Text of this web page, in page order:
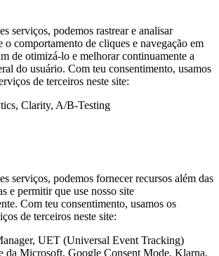
serviços, podemos rastrear e analisar
o comportamento de cliques e navegação em
de otimizá-lo e melhorar continuamente a
do usuário. Com teu consentimento, usamos
de terceiros neste site:
Clarity, A/B-Testing
serviços, podemos fornecer recursos além das
e permitir que use nosso site
Com teu consentimento, usamos os
de terceiros neste site:
UET (Universal Event Tracking)
da Microsoft, Google Consent Mode, Klarna,